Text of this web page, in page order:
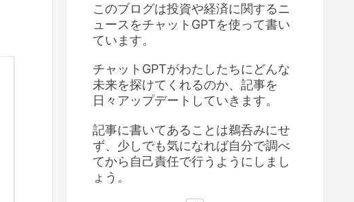
このブログは投資や経済に関するニ
ュースをチャットGPTを使って書い
ています。
チャットGPTがわたしたちにどんな
未来を探けてくれるのか、記事を
日々アップデートしていきます。
記事に書いてあることは鵜呑みにせ
ず、少しでも気になれば自分で調べ
てから自己責任で行うようにしまし
ょう。